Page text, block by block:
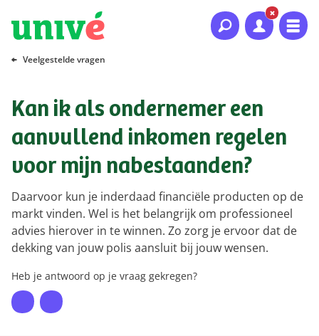
Naar hoofdinhoud
Naar hoofdnavigatie
Naar footer
Veelgestelde vragen
Kan ik als ondernemer een
aanvullend inkomen regelen
voor mijn nabestaanden?
Daarvoor kun je inderdaad financiële producten op de
markt vinden. Wel is het belangrijk om professioneel
advies hierover in te winnen. Zo zorg je ervoor dat de
dekking van jouw polis aansluit bij jouw wensen.
Heb je antwoord op je vraag gekregen?